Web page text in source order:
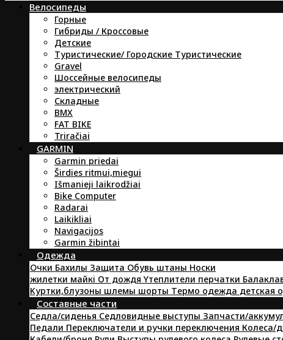
Велосипеды
Горные
Гибриды / Кроссовые
Детские
Туристические/ Городские Туристические
Gravel
Шоссейные велосипеды
электрический
Складные
BMX
FAT BIKE
Triračiai
GARMIN
Garmin priedai
Širdies ritmui,miegui
Išmanieji laikrodžiai
Bike Computer
Radarai
Laikikliai
Navigacijos
Garmin žibintai
Oдежда
Oчки Бахилы Защита Oбувь штаны Hоски
жилетки майкi От дождя Yтеплители перчатки
Kуртки,блузоны шлемы шорты Tермо одежда детская
Составные части
Седла/сиденья Седловидные выступы Запчасти/
Педали Переключатели и ручки переключения Колеса/